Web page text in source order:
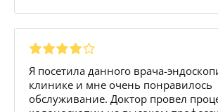
Я посетила данного врача-
клинике и мне очень понравилось
обслуживание. Доктор провел